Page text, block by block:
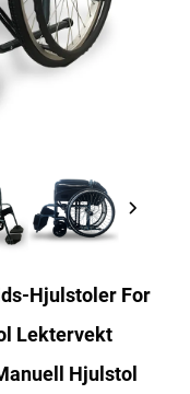
Hjulstoler For
Lektervekt
Hjulstol